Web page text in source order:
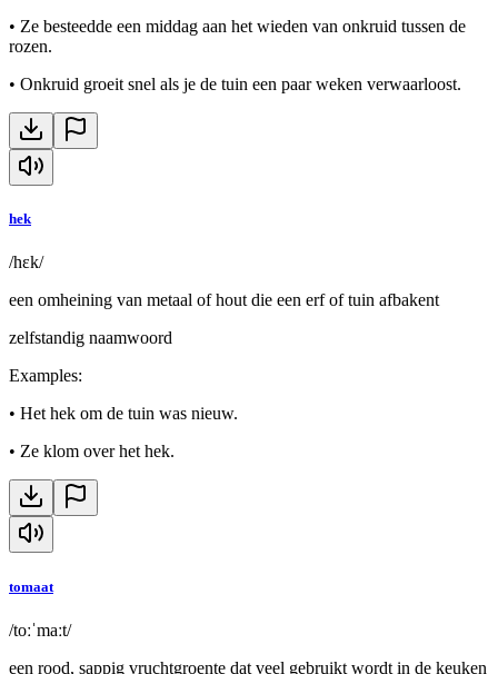
• Ze besteedde een middag aan het wieden van onkruid tussen de
rozen.
• Onkruid groeit snel als je de tuin een paar weken verwaarloost.
hek
/hɛk/
een omheining van metaal of hout die een erf of tuin afbakent
zelfstandig naamwoord
Examples:
• Het hek om de tuin was nieuw.
• Ze klom over het hek.
tomaat
/toːˈmaːt/
een rood, sappig vruchtgroente dat veel gebruikt wordt in de keuken